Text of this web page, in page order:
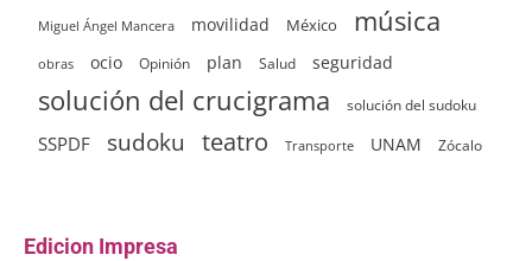
Miguel Ángel Mancera movilidad México música
obras ocio Opinión plan Salud seguridad
solución del crucigrama solución del sudoku
SSPDF sudoku teatro Transporte UNAM Zócalo
Edicion Impresa